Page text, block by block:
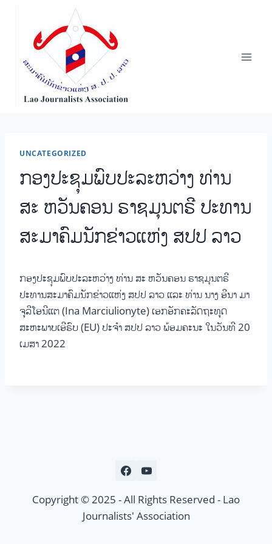
content
UNCATEGORIZED
ກອງປະຊຸມພົບປະລະຫວ່າງ ທ່ານ
ສະ ຫວັນຄອນ ຣາຊມຸນຕຣີ ປະທານ
ສະມາຄົມນັກຂ່າວແຫ່ງ ສປປ ລາວ
ກອງປະຊຸມພົບປະລະຫວ່າງ ທ່ານ ສະ ຫວັນຄອນ ຣາຊມຸນຕຣີ
ປະທານສະມາຄົມນັກຂ່າວແຫ່ງ ສປປ ລາວ ແລະ ທ່ານ ນາງ ອີນາ ມາ
ຈູລີໂອນີແຕ (Ina Marciulionyte) ເອກອັກຄະລັດຖະທູດ
ສະຫະພາບເອີຣົບ (EU) ປະຈຳ ສປປ ລາວ ພ້ອມຄະນະ ໃນວັນທີ 20
ເມສາ 2022
Copyright © 2025 - All Rights Reserved - Lao
Journalists' Association